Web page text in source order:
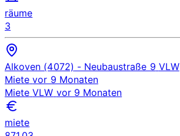
räume
3
Alkoven (4072) - Neubaustraße 9 VLW
Miete vor 9 Monaten
Miete VLW vor 9 Monaten
miete